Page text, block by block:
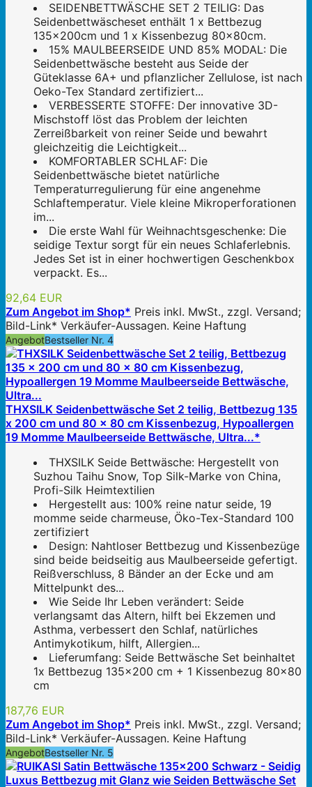
SEIDENBETTWÄSCHE SET 2 TEILIG: Das
Seidenbettwäscheset enthält 1 x Bettbezug
135x200cm und 1 x Kissenbezug 80x80cm.
15% MAULBEERSEIDE UND 85% MODAL: Die
Seidenbettwäsche besteht aus Seide der
Güteklasse 6A+ und pflanzlicher Zellulose, ist nach
Oeko-Tex Standard zertifiziert...
VERBESSERTE STOFFE: Der innovative 3D-
Mischstoff löst das Problem der leichten
Zerreißbarkeit von reiner Seide und bewahrt
gleichzeitig die Leichtigkeit...
KOMFORTABLER SCHLAF: Die
Seidenbettwäsche bietet natürliche
Temperaturregulierung für eine angenehme
Schlaftemperatur. Viele kleine Mikroperforationen
im...
Die erste Wahl für Weihnachtsgeschenke: Die
seidige Textur sorgt für ein neues Schlaferlebnis.
Jedes Set ist in einer hochwertigen Geschenkbox
verpackt. Es...
92,64 EUR
Zum Angebot im Shop* Preis inkl. MwSt., zzgl. Versand;
Bild-Link* Verkäufer-Aussagen. Keine Haftung
AngebotBestseller Nr. 4
THXSILK Seidenbettwäsche Set 2 teilig, Bettbezug 135
x 200 cm und 80 x 80 cm Kissenbezug, Hypoallergen
19 Momme Maulbeerseide Bettwäsche, Ultra...*
THXSILK Seide Bettwäsche: Hergestellt von
Suzhou Taihu Snow, Top Silk-Marke von China,
Profi-Silk Heimtextilien
Hergestellt aus: 100% reine natur seide, 19
momme seide charmeuse, Öko-Tex-Standard 100
zertifiziert
Design: Nahtloser Bettbezug und Kissenbezüge
sind beide beidseitig aus Maulbeerseide gefertigt.
Reißverschluss, 8 Bänder an der Ecke und am
Mittelpunkt des...
Wie Seide Ihr Leben verändert: Seide
verlangsamt das Altern, hilft bei Ekzemen und
Asthma, verbessert den Schlaf, natürliches
Antimykotikum, hilft, Allergien...
Lieferumfang: Seide Bettwäsche Set beinhaltet
1x Bettbezug 135x200 cm + 1 Kissenbezug 80x80
cm
187,76 EUR
Zum Angebot im Shop* Preis inkl. MwSt., zzgl. Versand;
Bild-Link* Verkäufer-Aussagen. Keine Haftung
AngebotBestseller Nr. 5